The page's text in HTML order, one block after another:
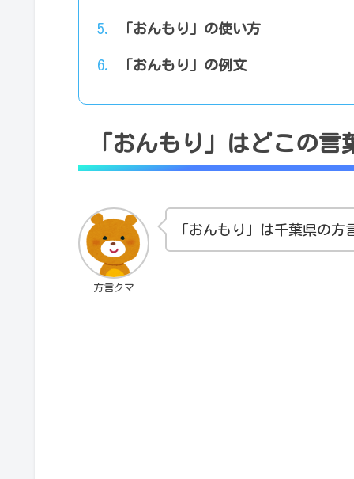
「おんもり」の使い方
「おんもり」の例文
「おんもり」はどこの言
方言クマ
「おんもり」は千葉県の方